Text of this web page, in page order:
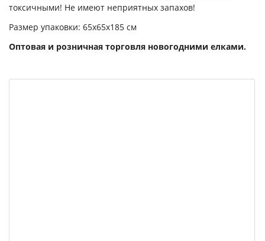
токсичными! Не имеют неприятных запахов!
Размер упаковки: 65х65х185 см
Оптовая и розничная торговля новогодними елками.